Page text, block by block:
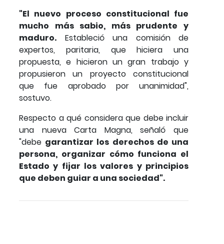
"El nuevo proceso constitucional fue
mucho más sabio, más prudente y
maduro. Estableció una comisión de
expertos, paritaria, que hiciera una
propuesta, e hicieron un gran trabajo y
propusieron un proyecto constitucional
que fue aprobado por unanimidad",
sostuvo.
Respecto a qué considera que debe incluir
una nueva Carta Magna, señaló que
"debe garantizar los derechos de una
persona, organizar cómo funciona el
Estado y fijar los valores y principios
que deben guiar a una sociedad".